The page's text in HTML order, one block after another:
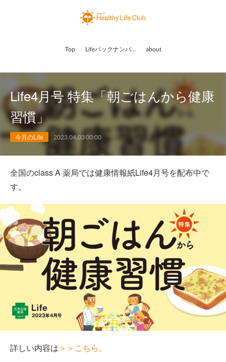
Top Lifeバックナンバー about
Life4月号 特集「朝ごはんから健康
習慣」
今月のLife 2023.04.03 00:00
全国のclass A 薬局では健康情報紙Life4月号を配布中で
す。
詳しい内容は ＞＞こちら。